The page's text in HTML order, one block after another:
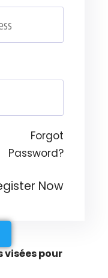
Forgot
Password?
Now
visées pour